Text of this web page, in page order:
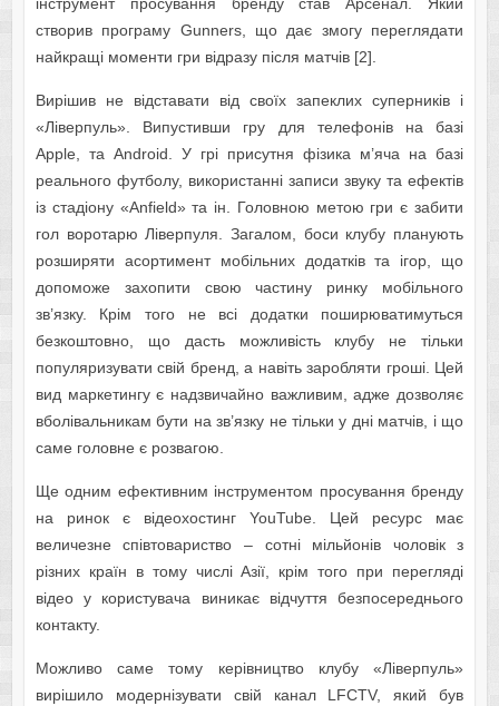
інструмент просування бренду став Арсенал. Який
створив програму Gunners, що дає змогу переглядати
найкращі моменти гри відразу після матчів [2].
Вирішив не відставати від своїх запеклих суперників і
«Ліверпуль». Випустивши гру для телефонів на базі
Apple, та Android. У грі присутня фізика м’яча на базі
реального футболу, використанні записи звуку та ефектів
із стадіону «Anfield» та ін. Головною метою гри є забити
гол воротарю Ліверпуля. Загалом, боси клубу планують
розширяти асортимент мобільних додатків та ігор, що
допоможе захопити свою частину ринку мобільного
зв’язку. Крім того не всі додатки поширюватимуться
безкоштовно, що дасть можливість клубу не тільки
популяризувати свій бренд, а навіть заробляти гроші. Цей
вид маркетингу є надзвичайно важливим, адже дозволяє
вболівальникам бути на зв’язку не тільки у дні матчів, і що
саме головне є розвагою.
Ще одним ефективним інструментом просування бренду
на ринок є відеохостинг YouTube. Цей ресурс має
величезне співтовариство – сотні мільйонів чоловік з
різних країн в тому числі Азії, крім того при перегляді
відео у користувача виникає відчуття безпосереднього
контакту.
Можливо саме тому керівництво клубу «Ліверпуль»
вирішило модернізувати свій канал LFCTV, який був